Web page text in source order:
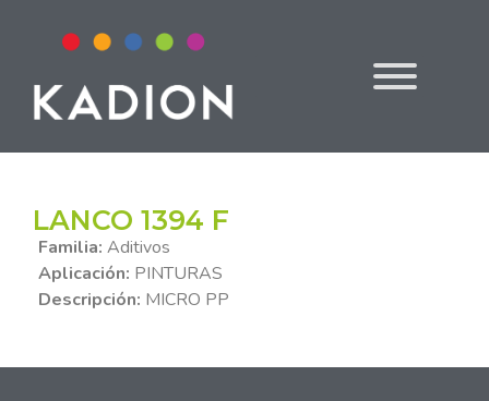
LANCO 1394 F
Familia: Aditivos
Aplicación: PINTURAS
Descripción: MICRO PP